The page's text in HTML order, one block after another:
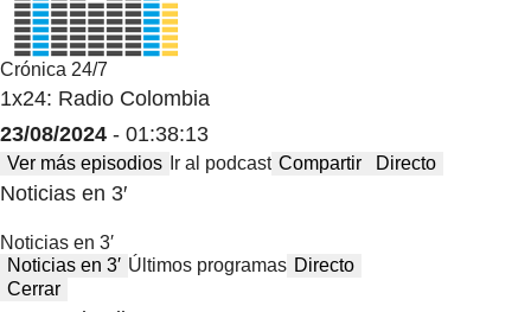
Crónica 24/7
1x24: Radio Colombia
23/08/2024 - 01:38:13
Ver más episodios Ir al podcast Compartir Directo
Noticias en 3′
Noticias en 3′
Noticias en 3′ Últimos programas Directo
Cerrar